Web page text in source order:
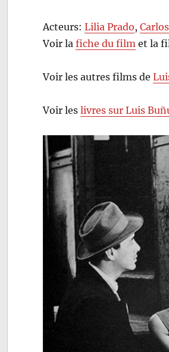
Acteurs:Lilia Prado,
Voir lafiche du film et la
Voir les autres films de
Voir leslivres sur Luis